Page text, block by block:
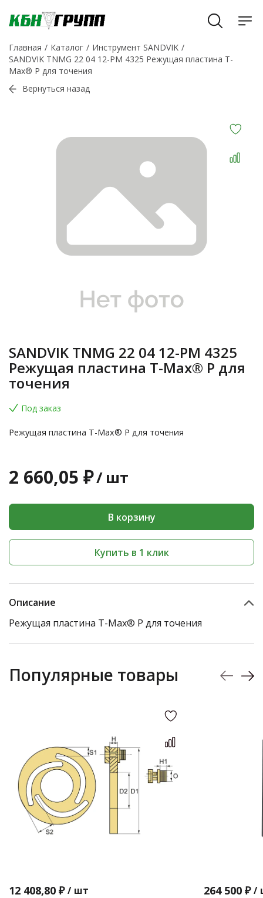
Главная Каталог
Инструмент SANDVIK
SANDVIK TNMG 22 04 12-PM 4325 Режущая пластина T-
Max® P для точения
Вернуться назад
SANDVIK TNMG 22 04 12-PM 4325
Режущая пластина T-Max® P для
точения
Под заказ
Режущая пластина T-Max® P для точения
2 660,05 ₽/ шт
В корзину
Купить в 1 клик
Описание
Режущая пластина T-Max® P для точения
Популярные товары
12 408,80 ₽ / шт 264 500 ₽ /